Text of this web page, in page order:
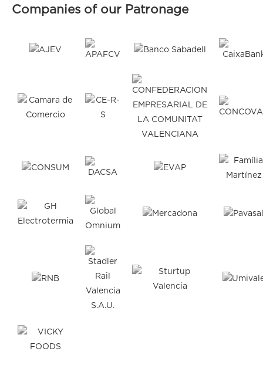
Companies of our Patronage